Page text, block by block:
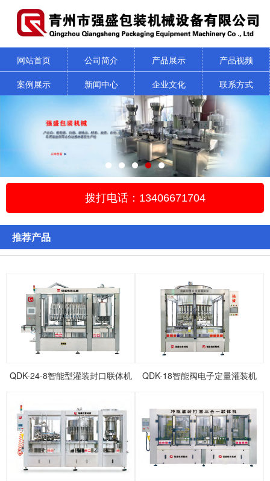
网站首页 公司简介 产品展示
产品视频
案例展示
新闻中心 企业文化 联系方式
拨打电话：13406671704
推荐产品
QDK-24-8智能型灌装封口联体机 QDK-18智能阀电子定量灌装机